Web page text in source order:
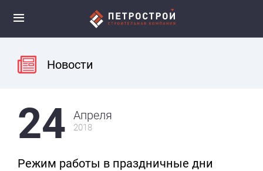
Новости
24 Апреля
2018
Режим работы в праздничные дни